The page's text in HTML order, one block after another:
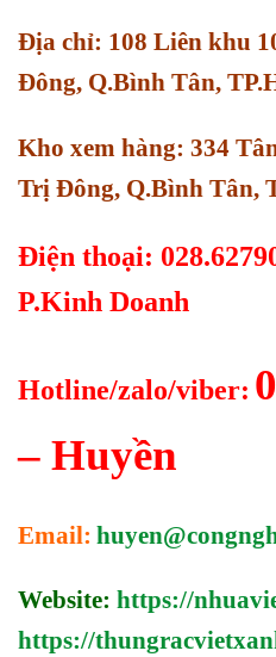
Địa chỉ: 108 Liên khu
Đông, Q.Bình Tân,
Kho xem hàng: 334
Trị Đông, Q.Bình Tân,
Điện thoại:
P.Kinh Doanh
Hotline/zalo/viber:
– Huyền
Email:
Website: https://
https://